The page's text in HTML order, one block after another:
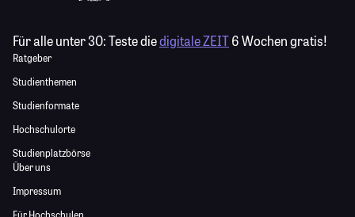
Für alle unter 30:Teste diedigitale ZEIT6 Wochen gratis!
Ratgeber
Studienthemen
Studienformate
Hochschulorte
Studienplatzbörse
Über uns
Impressum